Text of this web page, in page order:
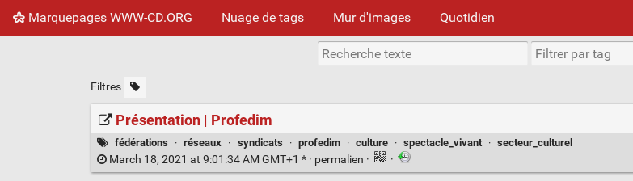
Marquepages WWW-CD.ORG Nuage de tags Mur d'images Quotidien
Filtres
Présentation | Profedim
fédérations · réseaux · syndicats · profedim · culture · spectacle_vivant · secteur_culturel
March 18, 2021 at 9:01:34 AM GMT+1 * · permalien · ·